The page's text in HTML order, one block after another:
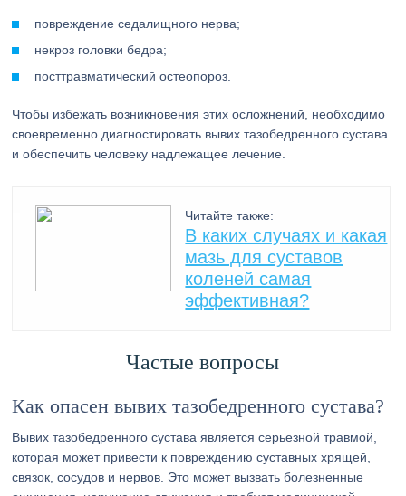
повреждение седалищного нерва;
некроз головки бедра;
посттравматический остеопороз.
Чтобы избежать возникновения этих осложнений, необходимо
своевременно диагностировать вывих тазобедренного сустава
и обеспечить человеку надлежащее лечение.
Читайте также:
В каких случаях и какая
мазь для суставов
коленей самая
эффективная?
Частые вопросы
Как опасен вывих тазобедренного сустава?
Вывих тазобедренного сустава является серьезной травмой,
которая может привести к повреждению суставных хрящей,
связок, сосудов и нервов. Это может вызвать болезненные